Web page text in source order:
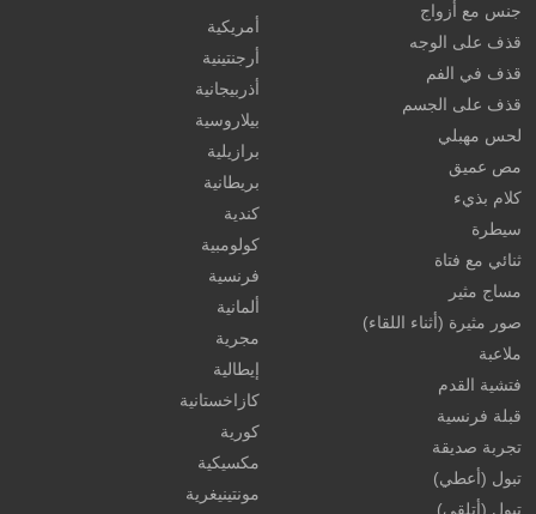
جنس مع أزواج
قذف على الوجه
قذف في الفم
قذف على الجسم
لحس مهبلي
مص عميق
كلام بذيء
سيطرة
ثنائي مع فتاة
مساج مثير
صور مثيرة (أثناء اللقاء)
ملاعبة
فتشية القدم
قبلة فرنسية
تجربة صديقة
تبول (أعطي)
تبول (أتلقى)
أمريكية
أرجنتينية
أذربيجانية
بيلاروسية
برازيلية
بريطانية
كندية
كولومبية
فرنسية
ألمانية
مجرية
إيطالية
كازاخستانية
كورية
مكسيكية
مونتينيغرية